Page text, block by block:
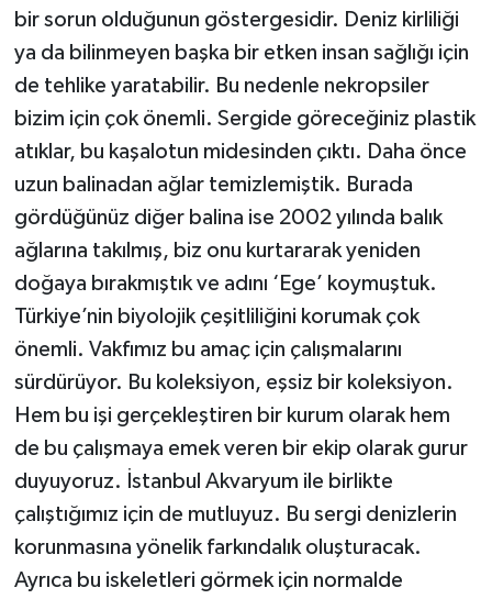
bir sorun olduğunun göstergesidir. Deniz kirliliği
ya da bilinmeyen başka bir etken insan sağlığı için
de tehlike yaratabilir. Bu nedenle nekropsiler
bizim için çok önemli. Sergide göreceğiniz plastik
atıklar, bu kaşalotun midesinden çıktı. Daha önce
uzun balinadan ağlar temizlemiştik. Burada
gördüğünüz diğer balina ise 2002 yılında balık
ağlarına takılmış, biz onu kurtararak yeniden
doğaya bırakmıştık ve adını ‘Ege’ koymuştuk.
Türkiye’nin biyolojik çeşitliliğini korumak çok
önemli. Vakfımız bu amaç için çalışmalarını
sürdürüyor. Bu koleksiyon, eşsiz bir koleksiyon.
Hem bu işi gerçekleştiren bir kurum olarak hem
de bu çalışmaya emek veren bir ekip olarak gurur
duyuyoruz. İstanbul Akvaryum ile birlikte
çalıştığımız için de mutluyuz. Bu sergi denizlerin
korunmasına yönelik farkındalık oluşturacak.
Ayrıca bu iskeletleri görmek için normalde